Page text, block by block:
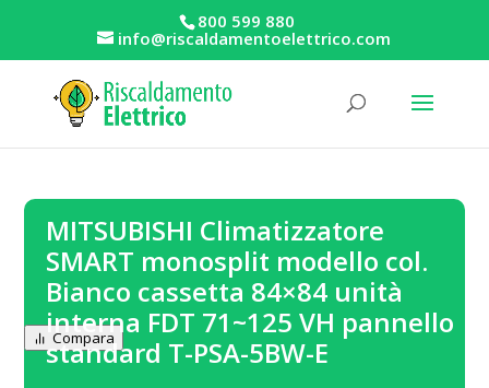
800 599 880
info@riscaldamentoelettrico.com
MITSUBISHI Climatizzatore
SMART monosplit modello col.
Bianco cassetta 84×84 unità
interna FDT 71~125 VH pannello
standard T-PSA-5BW-E
Compara